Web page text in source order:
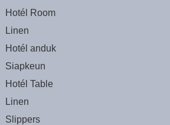
Hotél Room
Linen
Hotél anduk
Siapkeun
Hotél Table
Linen
Slippers